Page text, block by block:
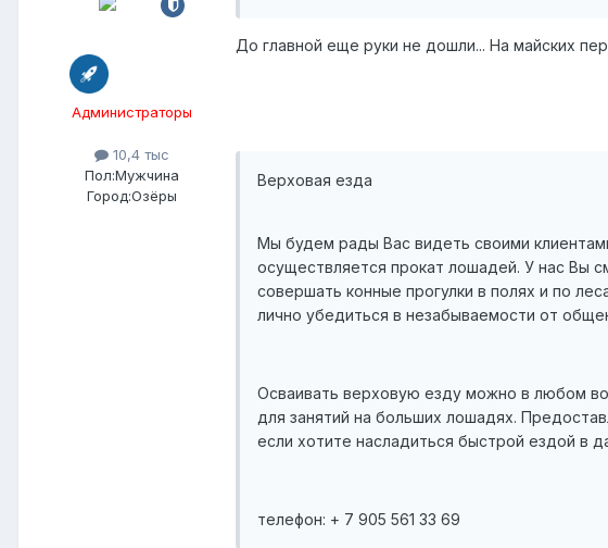
Администраторы
10,4 тыс
Пол:Мужчина
Город:Озёры
До главной еще руки не дошли... На майских
Верховая езда
Мы будем рады Вас видеть своими
осуществляется прокат лошадей. У нас Вы
совершать конные прогулки в полях и по
лично убедиться в незабываемости от
Осваивать верховую езду можно в любом
для занятий на больших лошадях.
если хотите насладиться быстрой ездой в
телефон: + 7 905 561 33 69